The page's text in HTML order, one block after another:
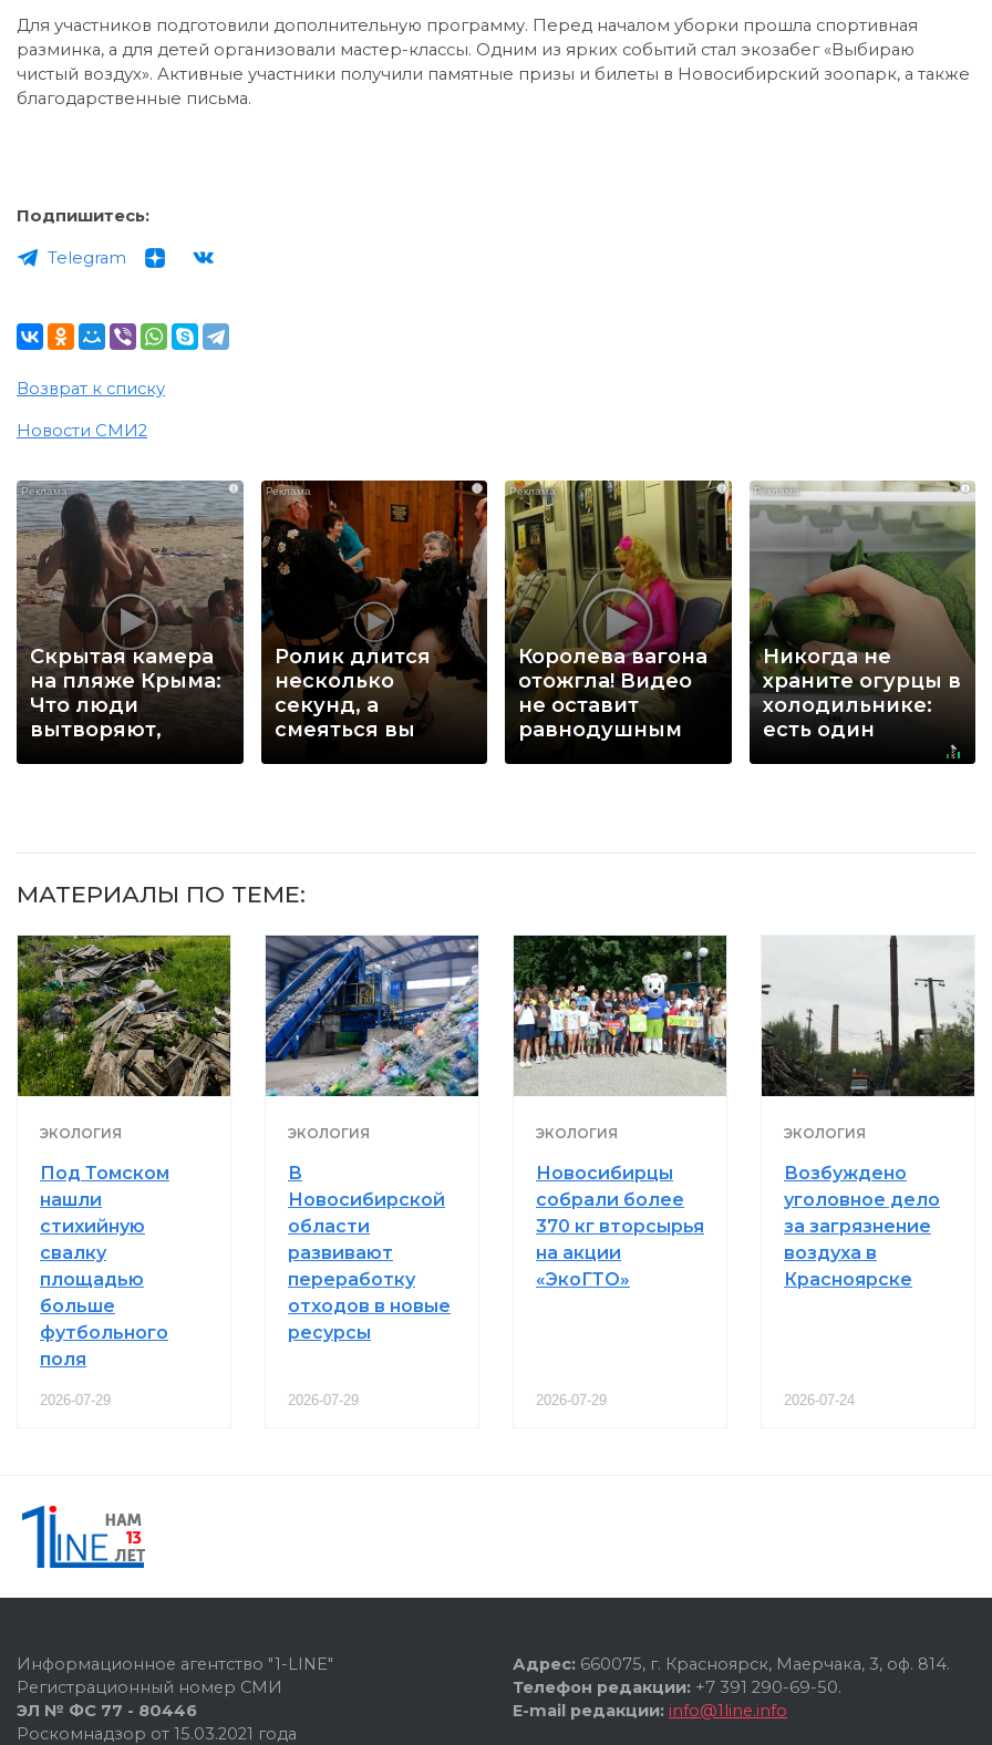
Для участников подготовили дополнительную программу. Перед началом уборки прошла спортивная
разминка, а для детей организовали мастер-классы. Одним из ярких событий стал экозабег «Выбираю
чистый воздух». Активные участники получили памятные призы и билеты в Новосибирский зоопарк, а также
благодарственные письма.
Подпишитесь:
Telegram
Возврат к списку
Новости СМИ2
i
Скрытая камера
на пляже Крыма:
Что люди
вытворяют,
i
Ролик длится
несколько
секунд, а
смеяться вы
i
Королева вагона
отожгла! Видео
не оставит
равнодушным
i
Никогда не
храните огурцы в
холодильнике:
есть один
МАТЕРИАЛЫ ПО ТЕМЕ:
ЭКОЛОГИЯ
Под Томском
нашли
стихийную
свалку
площадью
больше
футбольного
поля
2026-07-29
ЭКОЛОГИЯ
В
Новосибирской
области
развивают
переработку
отходов в новые
ресурсы
2026-07-29
ЭКОЛОГИЯ
Новосибирцы
собрали более
370 кг вторсырья
на акции
«ЭкоГТО»
2026-07-29
ЭКОЛОГИЯ
Возбуждено
уголовное дело
за загрязнение
воздуха в
Красноярске
2026-07-24
Информационное агентство "1-LINE"
Регистрационный номер СМИ
ЭЛ № ФС 77 - 80446
Роскомнадзор от 15.03.2021 года
Адрес: 660075, г. Красноярск, Маерчака, 3, оф. 814.
Телефон редакции: +7 391 290-69-50.
E-mail редакции: info@1line.info